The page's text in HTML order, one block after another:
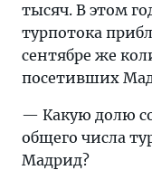
тысяч. В этом
турпотока
сентябре же
посетивших
— Какую долю
общего числа
Мадрид?